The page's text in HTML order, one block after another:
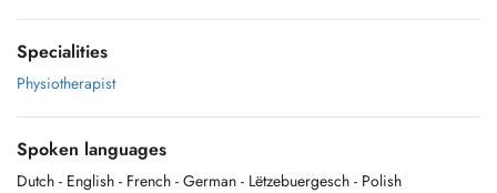
J'aime bien montrer des exercices au patient, car je trouve que chaque
personne doit pouvoir s'aider lui-même au moment qu'il a un épisode
de douleur.
Specialities
Physiotherapist
Spoken languages
Dutch - English - French - German - Lëtzebuergesch - Polish